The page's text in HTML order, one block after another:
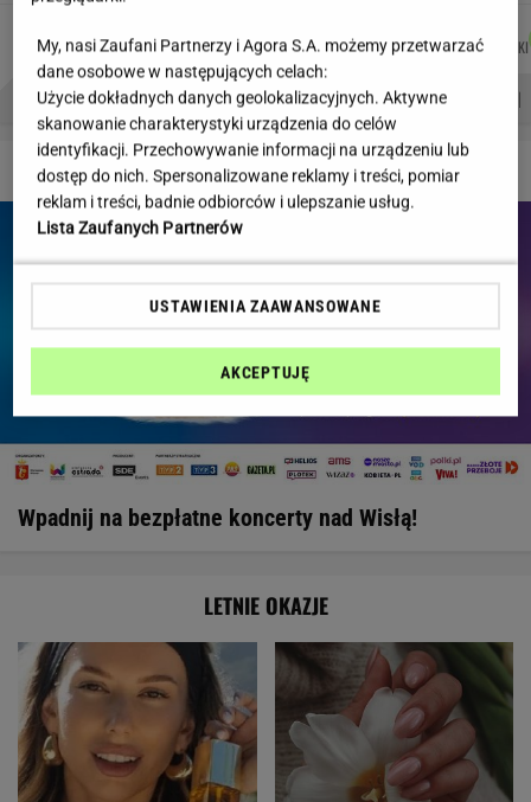
DZIEJE SIĘ!
Wpadnij na bezpłatne koncerty nad Wisłą!
Autorzy:
KOZŁOWSKI
KOLIBABSKI
KUCHARCZYK
SENKOWSKI
PROBLEMY POLSKICH SIATKARZY ZNAK Z '30' WISŁAWA SZYMBORSKA
LETNIE OKAZJE
My, nasi Zaufani Partnerzy i Agora S.A. możemy przetwarzać
dane osobowe w następujących celach:
Użycie dokładnych danych geolokalizacyjnych. Aktywne
skanowanie charakterystyki urządzenia do celów
identyfikacji. Przechowywanie informacji na urządzeniu lub
dostęp do nich. Spersonalizowane reklamy i treści, pomiar
reklam i treści, badnie odbiorców i ulepszanie usług.
Lista Zaufanych Partnerów
USTAWIENIA ZAAWANSOWANE
AKCEPTUJĘ